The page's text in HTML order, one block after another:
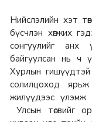
Нийслэлийн хэт
бүсчлэн хөгжих
сонгуулийг анх
байгуулсан нь ч
Хурлын гишүүдтэй
солилцоход
жилүүдээс үлэмж
Улсын төсвийг